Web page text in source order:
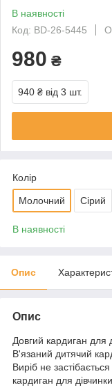
В наявності
Код: BD-26-5445
980 ₴
940 ₴ від 3 шт.
Колір
Молочний Сірий
В наявності
Опис
Опис
Довгий кардиган для
В'язаний дитячий
Виріб не
кардиган для